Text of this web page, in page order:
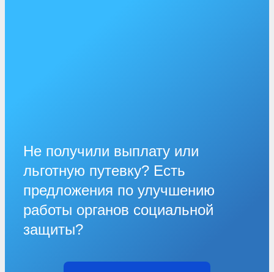
Не получили выплату или
льготную путевку? Есть
предложения по улучшению
работы органов социальной
защиты?